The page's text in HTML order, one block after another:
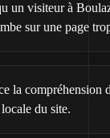
un visiteur à
sur une page
la compréhension
du site.